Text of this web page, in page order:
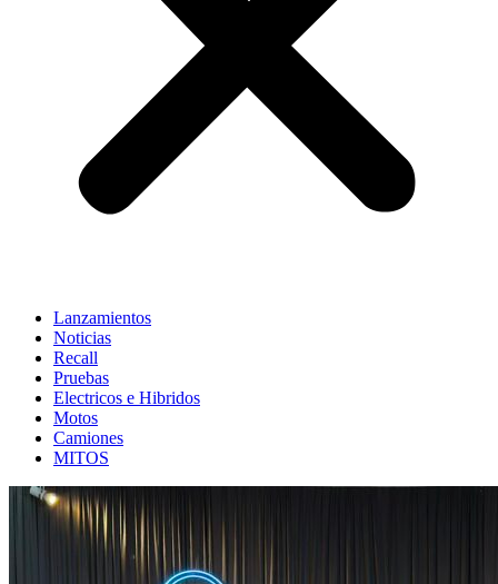
Lanzamientos
Noticias
Recall
Pruebas
Electricos e Hibridos
Motos
Camiones
MITOS